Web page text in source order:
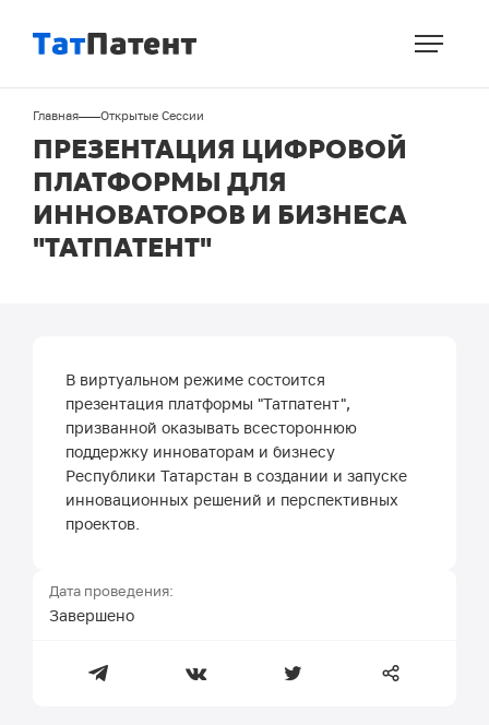
содержанию
Строка
навигации
Главная Открытые Сессии
ПРЕЗЕНТАЦИЯ ЦИФРОВОЙ
ПЛАТФОРМЫ ДЛЯ
ИННОВАТОРОВ И БИЗНЕСА
"ТАТПАТЕНТ"
В виртуальном режиме состоится
презентация платформы "Татпатент",
призванной оказывать всестороннюю
поддержку инноваторам и бизнесу
Республики Татарстан в создании и запуске
инновационных решений и перспективных
проектов.
Дата проведения:
Завершено